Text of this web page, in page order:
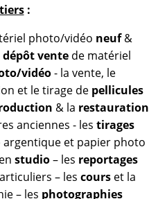
:
photo/vidéo neuf&
dépôt vente de matériel
vidéo- la vente, le
et le tirage de pellicules
& la restauration
anciennes - les tirages
et papier photo
studio– les reportages
– les cours et la
– les photographies